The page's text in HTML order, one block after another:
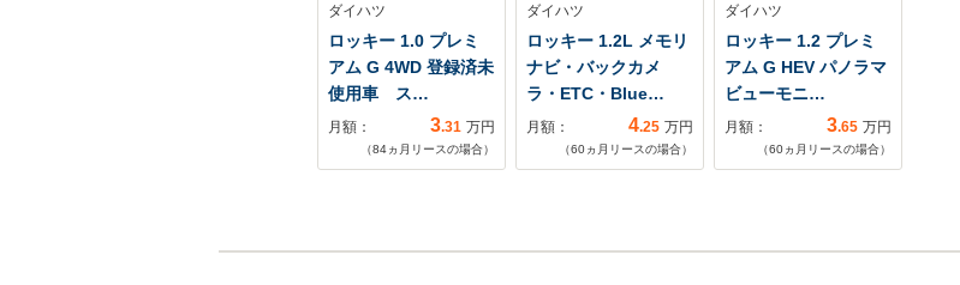
ダイハツ
ロッキー 1.0 プレミ
アム G 4WD 登録済未
使用車 ス…
月額： 3.31 万円
（84ヵ月リースの場合）
ダイハツ
ロッキー 1.2L メモリ
ナビ・バックカメ
ラ・ETC・Blue…
月額： 4.25 万円
（60ヵ月リースの場合）
ダイハツ
ロッキー 1.2 プレミ
アム G HEV パノラマ
ビューモニ…
月額： 3.65 万円
（60ヵ月リースの場合）